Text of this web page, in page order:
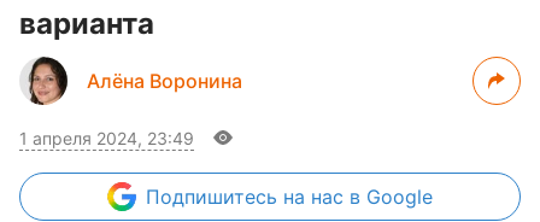
варианта
Алёна Воронина
1 апреля 2024, 23:49
Подпишитесь на нас в Google